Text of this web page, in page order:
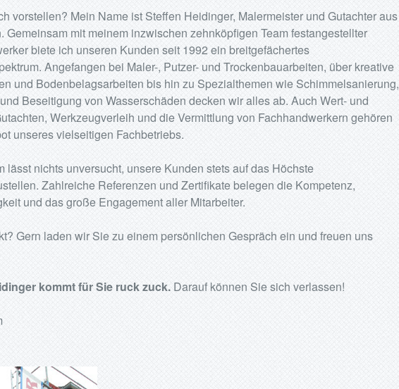
vorstellen? Mein Name ist Steffen Heidinger, Malermeister und Gutachter aus
Gemeinsam mit meinem inzwischen zehnköpfigen Team festangestellter
biete ich unseren Kunden seit 1992 ein breitgefächertes
Angefangen bei Maler-, Putzer- und Trockenbauarbeiten, über kreative
und Bodenbelagsarbeiten bis hin zu Spezialthemen wie Schimmelsanierung,
Beseitigung von Wasserschäden decken wir alles ab. Auch Wert- und
Werkzeugverleih und die Vermittlung von Fachhandwerkern gehören
unseres vielseitigen Fachbetriebs.
lässt nichts unversucht, unsere Kunden stets auf das Höchste
Zahlreiche Referenzen und Zertifikate belegen die Kompetenz,
und das große Engagement aller Mitarbeiter.
Gern laden wir Sie zu einem persönlichen Gespräch ein und freuen uns
kommt für Sie ruck zuck. Darauf können Sie sich verlassen!